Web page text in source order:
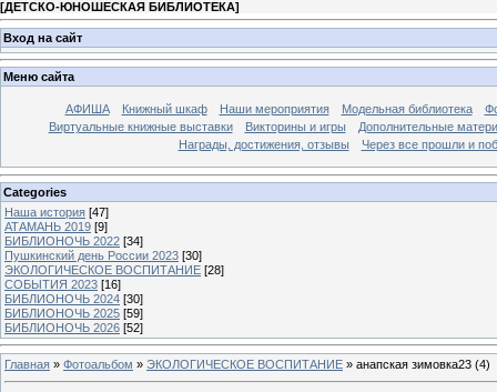
[ДЕТСКО-ЮНОШЕСКАЯ БИБЛИОТЕКА]
Вход на сайт
Меню сайта
АФИША Книжный шкаф Наши мероприятия Модельная библиотека
Виртуальные книжные выставки
Викторины и игры
Дополнительные
Награды, достижения, отзывы
Через все прошли и
Categories
Наша история [47]
АТАМАНЬ 2019 [9]
БИБЛИОНОЧЬ 2022 [34]
Пушкинский день России 2023 [30]
ЭКОЛОГИЧЕСКОЕ ВОСПИТАНИЕ [28]
СОБЫТИЯ 2023 [16]
БИБЛИОНОЧЬ 2024 [30]
БИБЛИОНОЧЬ 2025 [59]
БИБЛИОНОЧЬ 2026 [52]
Главная » Фотоальбом » ЭКОЛОГИЧЕСКОЕ ВОСПИТАНИЕ » анапская зимовка23 (4)